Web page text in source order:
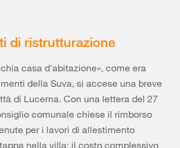
di ristrutturazione
casa d'abitazione», come era
della Suva, si accese una breve
di Lucerna. Con una lettera del 27
comunale chiese il rimborso
per i lavori di allestimento
nella villa; il costo complessivo